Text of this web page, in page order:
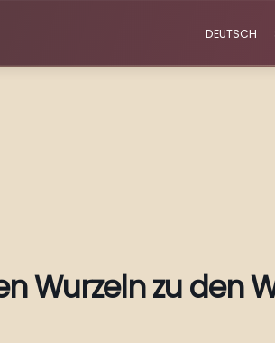
DEUTSCH
Wurzeln zu den